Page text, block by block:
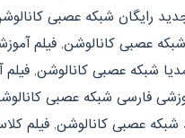
رایگان شبکه عصبی
عصبی کانالوشن,فیلم
شبکه عصبی کانالوشن,
فارسی شبکه عصبی
شبکه عصبی کانالوشن,فیلم